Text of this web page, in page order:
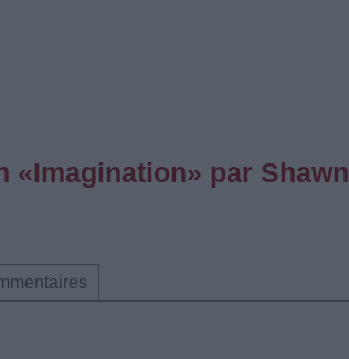
«Imagination» par Shawn